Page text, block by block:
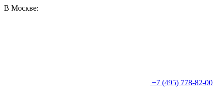
В Москве:
+7 (495) 778-82-00